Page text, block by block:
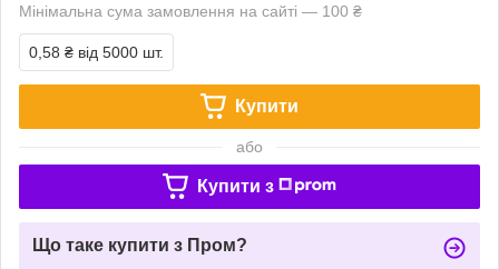
Мінімальна сума замовлення на сайті — 100 ₴
0,58 ₴ від 5000 шт.
Купити
або
Купити з
Що таке купити з Пром?